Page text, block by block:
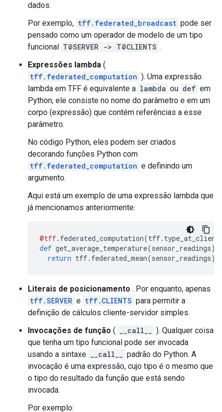
dados.
Por exemplo, tff.federated_broadcast pode ser
pensado como um operador de modelo de um tipo
funcional T@SERVER -> T@CLIENTS .
Expressões lambda (
tff.federated_computation ). Uma expressão
lambda em TFF é equivalente a lambda ou def em
Python; ele consiste no nome do parâmetro e em um
corpo (expressão) que contém referências a esse
parâmetro.
No código Python, eles podem ser criados
decorando funções Python com
tff.federated_computation e definindo um
argumento.
Aqui está um exemplo de uma expressão lambda que
já mencionamos anteriormente:
@tff. federated_computation(tff.
def get_average_temperature(sensor_readings):
return tff. federated_mean(sensor_readings)
Literais de posicionamento . Por enquanto, apenas
tff.SERVER e tff.CLIENTS para permitir a
definição de cálculos cliente-servidor simples.
Invocações de função ( __call__
). Qualquer coisa
que tenha um tipo funcional pode ser invocada
usando a sintaxe
__call__
padrão do Python. A
invocação é uma expressão, cujo tipo é o mesmo que
o tipo do resultado da função que está sendo
invocada.
Por exemplo: